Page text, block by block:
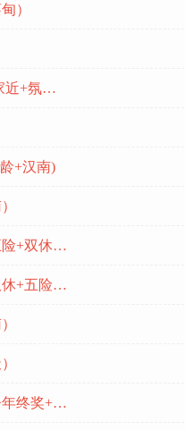
）
推广 招聘专员5000-15000（离家近+氛围好+上升空间大)
+汉南)
推广 销售业务员（可应届生+五险+双休+东合中心）
推广 外贸业务员（可应届生+双休+五险+东合中心）
推广 车险续保专员（五险一金+年终奖+沌口）